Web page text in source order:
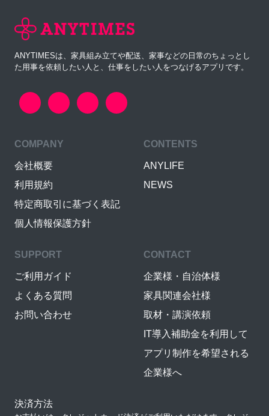
ANYTIMESは、家具組み立てや配送、家事などの日常のちょっとし
た用事を依頼したい人と、仕事をしたい人をつなげるアプリです。
COMPANY
会社概要
利用規約
特定商取引に基づく表記
個人情報保護方針
CONTENTS
ANYLIFE
NEWS
SUPPORT
ご利用ガイド
よくある質問
お問い合わせ
CONTACT
企業様・自治体様
家具関連会社様
取材・講演依頼
IT導入補助金を利用して
アプリ制作を希望される
企業様へ
決済方法